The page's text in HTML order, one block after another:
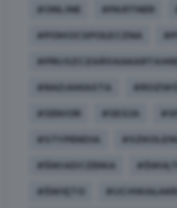
#ONLINE #PARTNER
#POMOCSPOŁECZNA
#RADAMIASTA
#SENIOR #SESJA
#STYPENDIA
#ŚWIADCZENIA
#ŚWIĘTO